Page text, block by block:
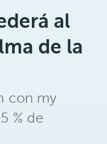
al
de la
con my
% de